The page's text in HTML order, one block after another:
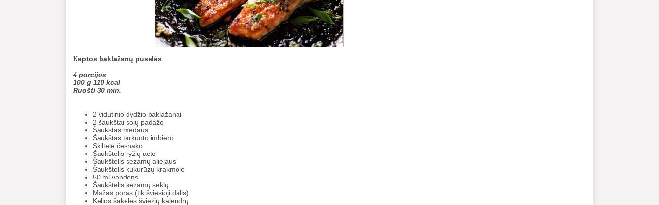
Keptos baklažanų puselės
4 porcijos
100 g 110 kcal
Ruošti 30 min.
2 vidutinio dydžio baklažanai
2 šaukštai sojų padažo
Šaukštas medaus
Šaukštas tarkuoto imbiero
Skiltelė česnako
Šaukštelis ryžių acto
Šaukštelis sezamų aliejaus
Šaukštelis kukurūzų krakmolo
50 ml vandens
Šaukštelis sezamų sėklų
Mažas poras (tik šviesioji dalis)
Kelios šakelės šviežių kalendrų